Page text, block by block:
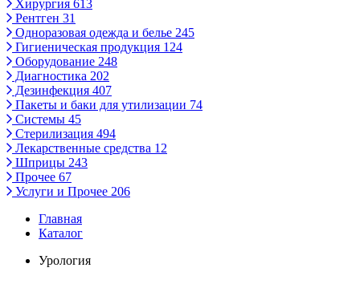
Хирургия 613
Рентген 31
Одноразовая одежда и белье 245
Гигиеническая продукция 124
Оборудование 248
Диагностика 202
Дезинфекция 407
Пакеты и баки для утилизации 74
Системы 45
Стерилизация 494
Лекарственные средства 12
Шприцы 243
Прочее 67
Услуги и Прочее 206
Главная
Каталог
Урология